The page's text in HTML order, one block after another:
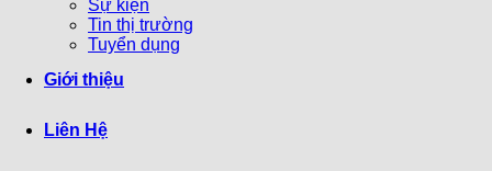
Sự kiện
Tin thị trường
Tuyển dụng
Giới thiệu
Liên Hệ